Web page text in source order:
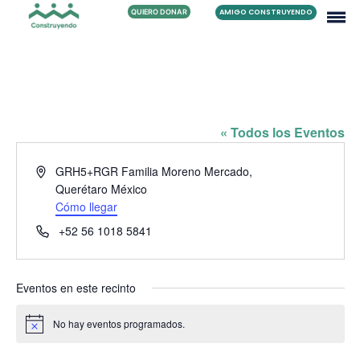
QUIERO DONAR AMIGO CONSTRUYENDO
« Todos los Eventos
Dirección
GRH5+RGR Familia Moreno Mercado,
Querétaro México
Cómo llegar
Teléfono+52 56 1018 5841
Eventos en este recinto
Aviso No hay eventos programados.